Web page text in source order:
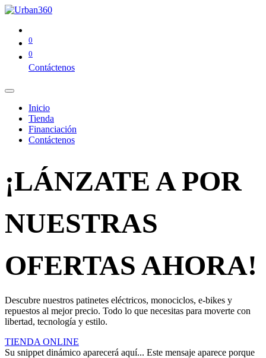
0
0
Contáctenos
Inicio
Tienda
Financiación
Contáctenos
¡LÁNZATE A POR
NUESTRAS
OFERTAS AHORA!
Descubre nuestros patinetes eléctricos, monociclos, e-bikes y
repuestos al mejor precio. Todo lo que necesitas para moverte con
libertad, tecnología y estilo.
TIENDA ONLINE
Su snippet dinámico aparecerá aquí... Este mensaje aparece porque